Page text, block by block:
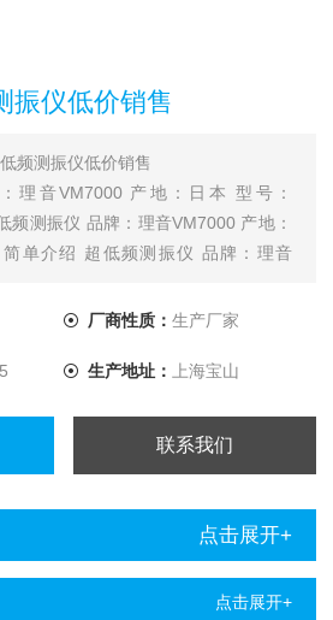
振仪低价销售
频测振仪低价销售
理音VM7000 产地：日本 型号：
频测振仪 品牌：理音VM7000 产地：
简单介绍 超低频测振仪 品牌：理音
厂商性质： 生产厂家
生产地址： 上海宝山
联系我们
点击展开+
点击展开+